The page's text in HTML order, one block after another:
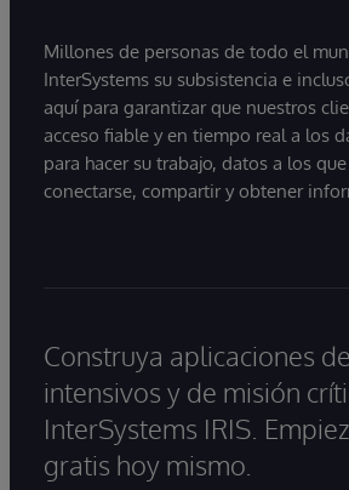
Millones de personas de todo el
InterSystems su subsistencia e
aquí para garantizar que nuestros
acceso fiable y en tiempo real a los
para hacer su trabajo, datos a los
conectarse, compartir y obtener
Construya aplicaciones
intensivos y de misión
InterSystems IRIS.
gratis hoy mismo.